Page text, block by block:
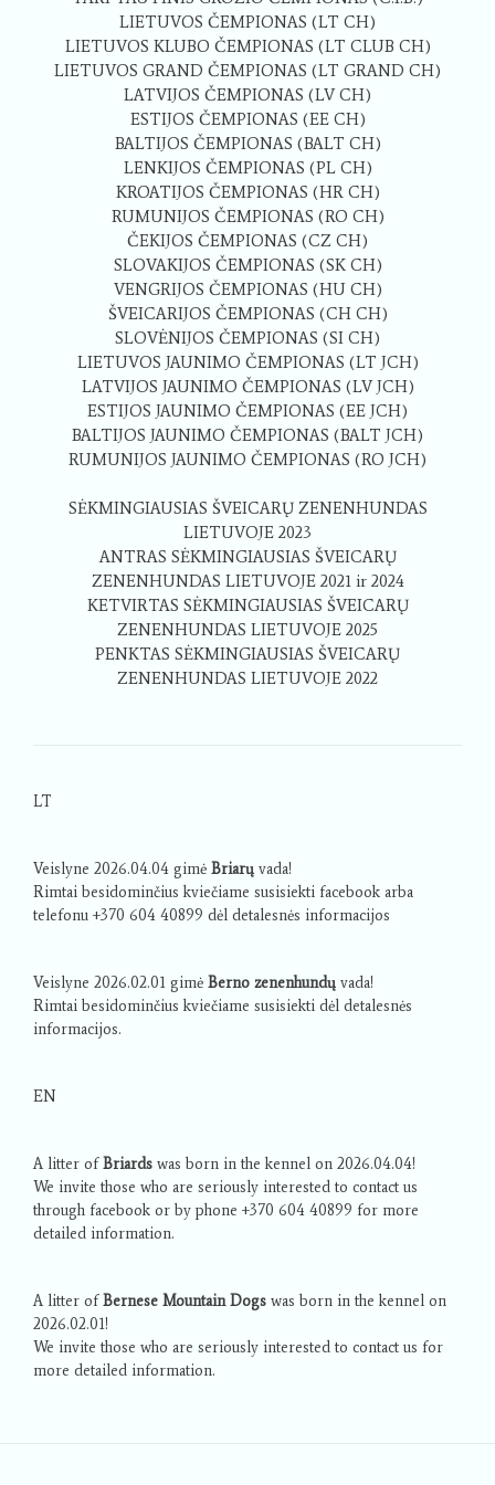
LIETUVOS ČEMPIONAS (LT CH)
LIETUVOS KLUBO ČEMPIONAS (LT CLUB CH)
LIETUVOS GRAND ČEMPIONAS (LT GRAND CH)
LATVIJOS ČEMPIONAS (LV CH)
ESTIJOS ČEMPIONAS (EE CH)
BALTIJOS ČEMPIONAS (BALT CH)
LENKIJOS ČEMPIONAS (PL CH)
KROATIJOS ČEMPIONAS (HR CH)
RUMUNIJOS ČEMPIONAS (RO CH)
ČEKIJOS ČEMPIONAS (CZ CH)
SLOVAKIJOS ČEMPIONAS (SK CH)
VENGRIJOS ČEMPIONAS (HU CH)
ŠVEICARIJOS ČEMPIONAS (CH CH)
SLOVĖNIJOS ČEMPIONAS (SI CH)
LIETUVOS JAUNIMO ČEMPIONAS (LT JCH)
LATVIJOS JAUNIMO ČEMPIONAS (LV JCH)
ESTIJOS JAUNIMO ČEMPIONAS (EE JCH)
BALTIJOS JAUNIMO ČEMPIONAS (BALT JCH)
RUMUNIJOS JAUNIMO ČEMPIONAS (RO JCH)
SĖKMINGIAUSIAS ŠVEICARŲ ZENENHUNDAS
LIETUVOJE 2023
ANTRAS SĖKMINGIAUSIAS ŠVEICARŲ
ZENENHUNDAS LIETUVOJE 2021 ir 2024
KETVIRTAS SĖKMINGIAUSIAS ŠVEICARŲ
ZENENHUNDAS LIETUVOJE 2025
PENKTAS SĖKMINGIAUSIAS ŠVEICARŲ
ZENENHUNDAS LIETUVOJE 2022
LT
Veislyne 2026.04.04 gimė Briarų vada!
Rimtai besidominčius kviečiame susisiekti facebook arba
telefonu +370 604 40899 dėl detalesnės informacijos
Veislyne 2026.02.01 gimė Berno zenenhundų vada!
Rimtai besidominčius kviečiame susisiekti dėl detalesnės
informacijos.
EN
A litter ofBriards was born in the kennel on 2026.04.04!
We invite those who are seriously interested to contact us
through facebook or by phone +370 604 40899 for more
detailed information.
A litter ofBernese Mountain Dogs was born in the kennel on
2026.02.01!
We invite those who are seriously interested to contact us for
more detailed information.